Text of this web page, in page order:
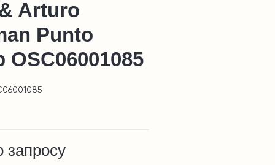
Arturo
Punto
OSC06001085
запросу